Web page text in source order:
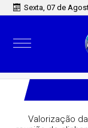
Sexta, 07 de
Valorização